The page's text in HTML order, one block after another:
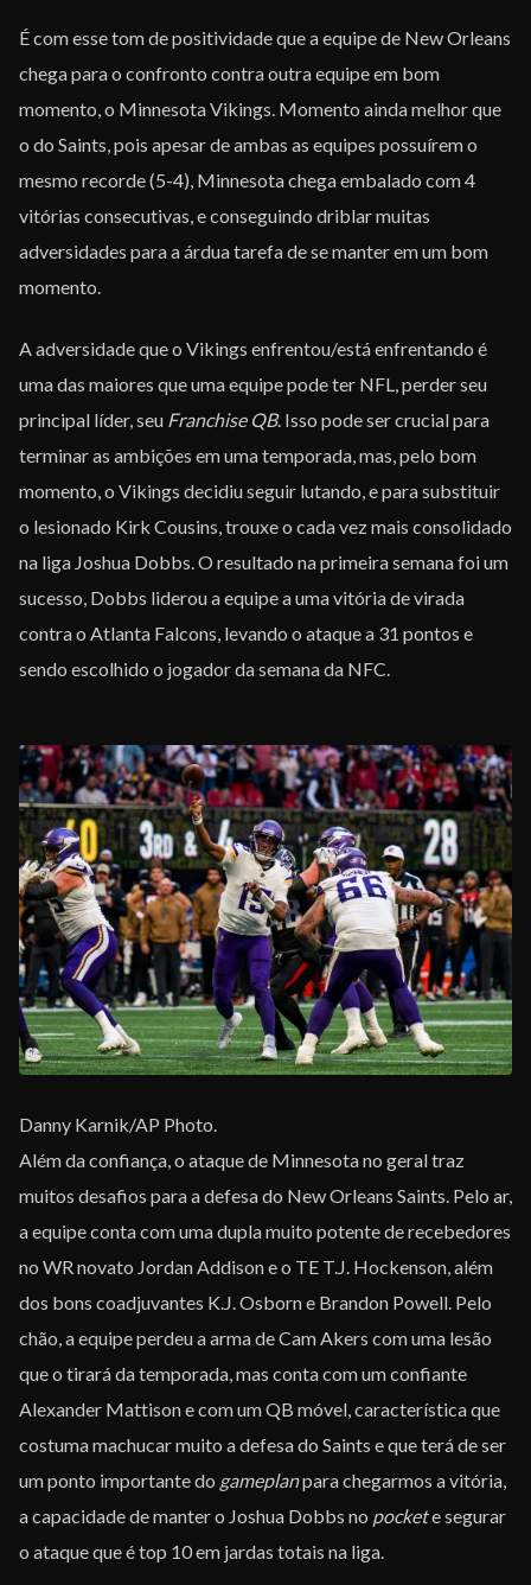
É com esse tom de positividade que a equipe de New Orleans
chega para o confronto contra outra equipe em bom
momento, o Minnesota Vikings. Momento ainda melhor que
o do Saints, pois apesar de ambas as equipes possuírem o
mesmo recorde (5-4), Minnesota chega embalado com 4
vitórias consecutivas, e conseguindo driblar muitas
adversidades para a árdua tarefa de se manter em um bom
momento.
A adversidade que o Vikings enfrentou/está enfrentando é
uma das maiores que uma equipe pode ter NFL, perder seu
principal líder, seu Franchise QB. Isso pode ser crucial para
terminar as ambições em uma temporada, mas, pelo bom
momento, o Vikings decidiu seguir lutando, e para substituir
o lesionado Kirk Cousins, trouxe o cada vez mais consolidado
na liga Joshua Dobbs. O resultado na primeira semana foi um
sucesso, Dobbs liderou a equipe a uma vitória de virada
contra o Atlanta Falcons, levando o ataque a 31 pontos e
sendo escolhido o jogador da semana da NFC.
Danny Karnik/AP Photo.
Além da confiança, o ataque de Minnesota no geral traz
muitos desafios para a defesa do New Orleans Saints. Pelo ar,
a equipe conta com uma dupla muito potente de recebedores
no WR novato Jordan Addison e o TE T.J. Hockenson, além
dos bons coadjuvantes K.J. Osborn e Brandon Powell. Pelo
chão, a equipe perdeu a arma de Cam Akers com uma lesão
que o tirará da temporada, mas conta com um confiante
Alexander Mattison e com um QB móvel, característica que
costuma machucar muito a defesa do Saints e que terá de ser
um ponto importante do gameplanpara chegarmos a vitória,
a capacidade de manter o Joshua Dobbs no pockete segurar
o ataque que é top 10 em jardas totais na liga.